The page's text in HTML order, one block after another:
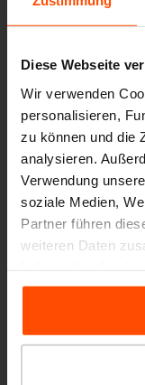
Diese Webseite
Wir verwenden
personalisieren,
zu können und die
analysieren.
Verwendung
soziale Medien,
Partner führen
weiteren Daten
gesammelt haben.
Für weitere
Flächen
Oberflächen ab
Produkt und
oszillieren.
Beton wird hier
Möglichkeiten